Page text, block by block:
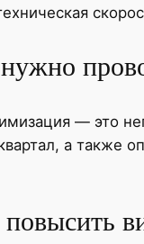
— это
а также